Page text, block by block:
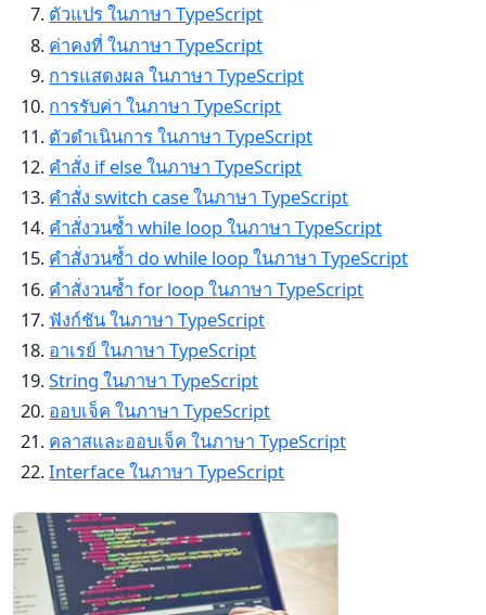
ตัวแปร ในภาษา TypeScript
ค่าคงที่ ในภาษา TypeScript
การแสดงผล ในภาษา TypeScript
การรับค่า ในภาษา TypeScript
ตัวดำเนินการ ในภาษา TypeScript
คำสั่ง if else ในภาษา TypeScript
คำสั่ง switch case ในภาษา TypeScript
คำสั่งวนซ้ำ while loop ในภาษา TypeScript
คำสั่งวนซ้ำ do while loop ในภาษา TypeScript
คำสั่งวนซ้ำ for loop ในภาษา TypeScript
ฟังก์ชัน ในภาษา TypeScript
อาเรย์ ในภาษา TypeScript
String ในภาษา TypeScript
ออบเจ็ค ในภาษา TypeScript
คลาสและออบเจ็ค ในภาษา TypeScript
Interface ในภาษา TypeScript